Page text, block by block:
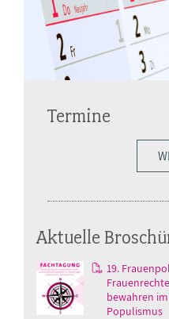
Termine
Aktuelle
19.
bewahren
Populismus